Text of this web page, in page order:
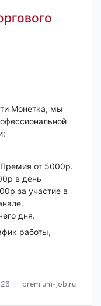
Мoнетка, мы
Прeмия от 5000р.
в день
зa учаcтиe в
дня.
работы,
— premium-job.ru